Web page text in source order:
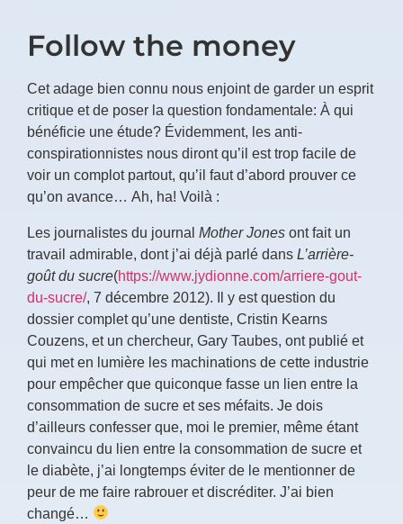
Follow the money
Cet adage bien connu nous enjoint de garder un esprit
critique et de poser la question fondamentale: À qui
bénéficie une étude? Évidemment, les anti-
conspirationnistes nous diront qu’il est trop facile de
voir un complot partout, qu’il faut d’abord prouver ce
qu’on avance… Ah, ha! Voilà :
Les journalistes du journal Mother Jonesont fait un
travail admirable, dont j’ai déjà parlé dansL’arrière-
goût du sucre(https://www.jydionne.com/arriere-gout-
du-sucre/, 7 décembre 2012). Il y est question du
dossier complet qu’une dentiste, Cristin Kearns
Couzens, et un chercheur, Gary Taubes, ont publié et
qui met en lumière les machinations de cette industrie
pour empêcher que quiconque fasse un lien entre la
consommation de sucre et ses méfaits. Je dois
d’ailleurs confesser que, moi le premier, même étant
convaincu du lien entre la consommation de sucre et
le diabète, j’ai longtemps éviter de le mentionner de
peur de me faire rabrouer et discréditer. J’ai bien
changé…